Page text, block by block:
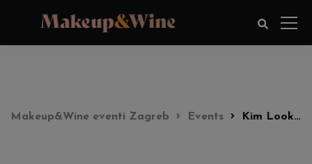
Makeup&Wine eventi Zagreb Events Kim Look party